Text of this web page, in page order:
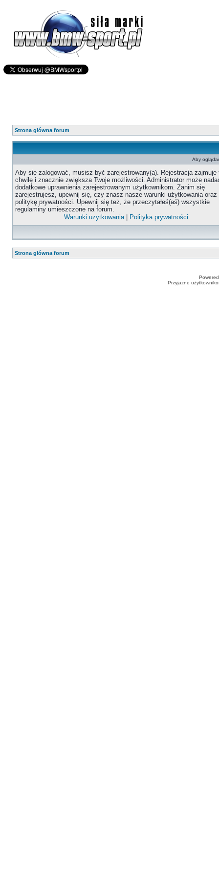
Strona główna forum
Aby
Aby się zalogować, musisz być zarejestrowany(a). Rejestracja zajmuje
chwilę i znacznie zwiększa Twoje możliwości. Administrator może
dodatkowe uprawnienia zarejestrowanym użytkownikom. Zanim się
zarejestrujesz, upewnij się, czy znasz nasze warunki użytkowania oraz
politykę prywatności. Upewnij się też, że przeczytałeś(aś) wszystkie
regulaminy umieszczone na forum.
Warunki użytkowania| Polityka prywatności
Strona główna forum
Przyjazne